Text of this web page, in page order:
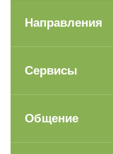
Направления
Сервисы
Общение